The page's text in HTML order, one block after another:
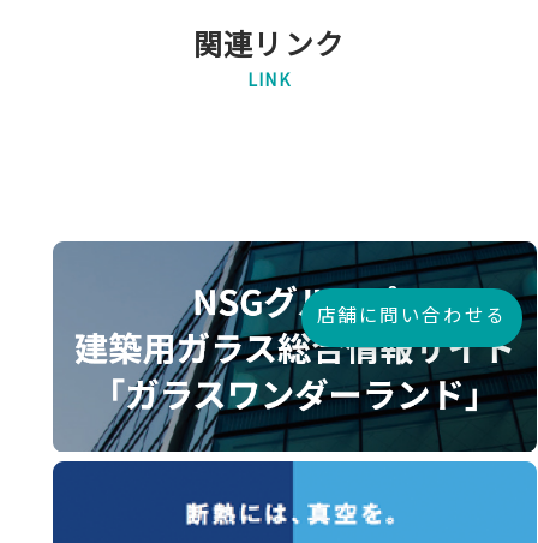
関連リンク
LINK
店舗に問い合わせる